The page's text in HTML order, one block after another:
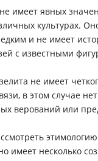
имеет явных
культурах.
и не имеет
с известными
не имеет
в этом случае
верований или
имеет несколько